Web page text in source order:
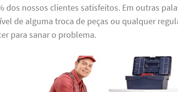
dos nossos clientes satisfeitos. Em outras
de alguma troca de peças ou qualquer
para sanar o problema.